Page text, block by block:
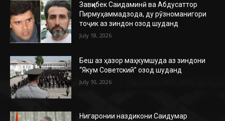
Завқибек Саидаминӣ ва Абдусаттор
Пирмуҳаммадзода, ду рӯзноманигори
тоҷик аз зиндон озод шуданд
July 18, 2026
Беш аз ҳазор маҳкумшуда аз зиндони
“Якум Советский” озод шуданд
July 10, 2026
Нигаронии наздикони Саидумар